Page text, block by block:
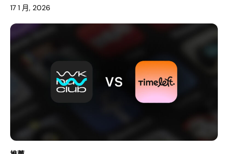
17 1 月, 2026